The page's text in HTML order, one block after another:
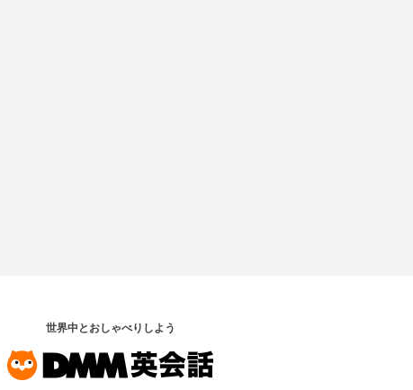
世界中とおしゃべりしよう